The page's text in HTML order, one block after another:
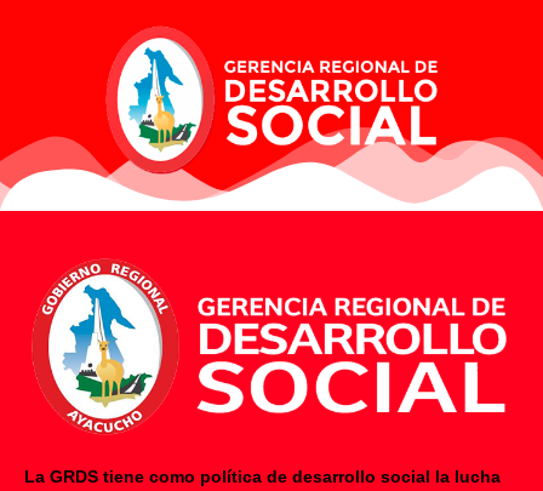
La GRDS tiene como política de desarrollo social la lucha